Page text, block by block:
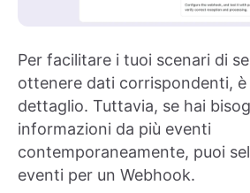
Per facilitare i tuoi scenari di
ottenere dati corrispondenti, è
dettaglio. Tuttavia, se hai
informazioni da più eventi
contemporaneamente, puoi
eventi per un Webhook.